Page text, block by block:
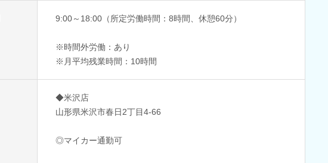
9:00～18:00（所定労働時間：8時間、休憩60分）
※時間外労働：あり
※月平均残業時間：10時間
◆米沢店
山形県米沢市春日2丁目4-66
◎マイカー通勤可